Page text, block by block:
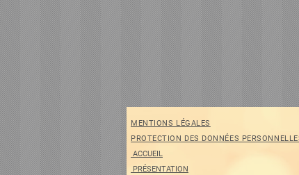
MENTIONS LÉGALES
PROTECTION DES DONNÉES
ACCUEIL
PRÉSENTATION